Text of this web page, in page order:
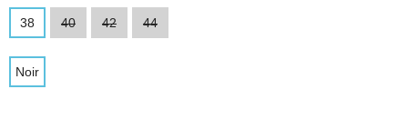
38 40 42 44
Noir